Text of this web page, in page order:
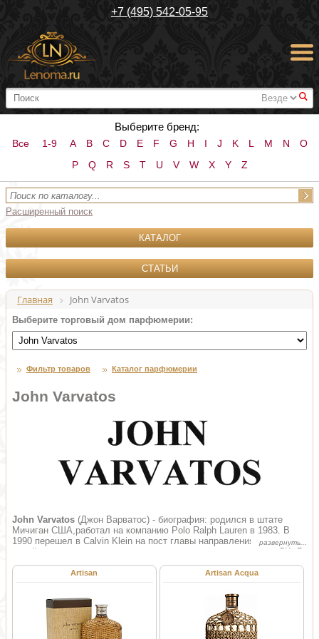
+7 (495) 542-05-95
#
Выберите бренд:
Все 1-9 A B C D E F G H I J K L M N
O
P
Q R S T U V W X Y Z
Расширенный поиск
КАТАЛОГ
СТАТЬИ
Главная John Varvatos
Выберите торговый дом парфюмерии:
Фильтр товаров Каталог парфюмерии
John Varvatos
John Varvatos (Джон Варватос) - биография: родился в штате
Мичиган США,работал на компанию Polo Ralph Lauren в 1983. В
1990 перешел в Calvin Klein на пост главы направления мужского
дизайна, отвечающего за новые мужские коллекции и бренд CK. В
1995 он вернулся в компанию Ralph Lauren Polo в качестве Вице-
президента ответственного за мужской дизайн всех брендов
запускает знаменитую кампанию Polo Jeans Company. История
компании. Осень/Зима 2000 года. Дебютная коллекция мужской
одежды Джона Варватоса. 1999 год. Огромный успех и признание
коллекции Осень/Зима 2000. В сентябре 2000 г. Через несколько
Artisan Artisan Acqua